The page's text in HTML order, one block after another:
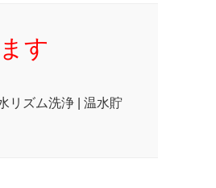
す
リズム洗浄 | 温水貯